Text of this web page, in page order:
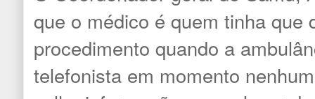
que o médico é quem tinha que
procedimento quando a
telefonista em momento